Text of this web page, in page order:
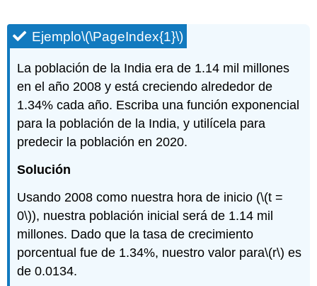
Ejemplo\(\PageIndex{1}\)
La población de la India era de 1.14 mil millones
en el año 2008 y está creciendo alrededor de
1.34% cada año. Escriba una función exponencial
para la población de la India, y utilícela para
predecir la población en 2020.
Solución
Usando 2008 como nuestra hora de inicio (\(t =
0\)), nuestra población inicial será de 1.14 mil
millones. Dado que la tasa de crecimiento
porcentual fue de 1.34%, nuestro valor para\(r\) es
de 0.0134.